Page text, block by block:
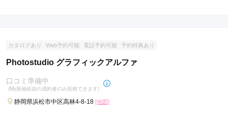
カタログあり Web予約可能 電話予約可能 予約特典あり
Photostudio グラフィックアルファ
口コミ準備中
(My振袖経由の成約者のみ投稿できます)
静岡県浜松市中区高林4-8-18 [地図]